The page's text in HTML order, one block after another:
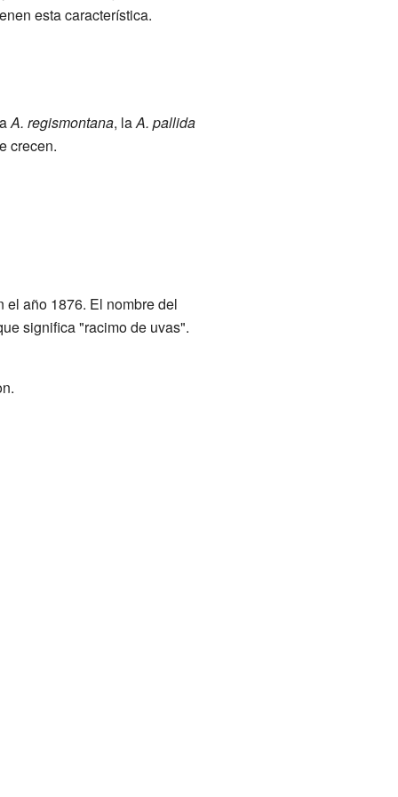
esta característica.
A. regismontana, laA. pallida
crecen.
el año 1876. El nombre del
significa "racimo de uvas".